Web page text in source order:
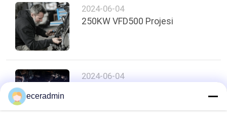
2024-06-04
250KW VFD500 Projesi
2024-06-04
eceradmin